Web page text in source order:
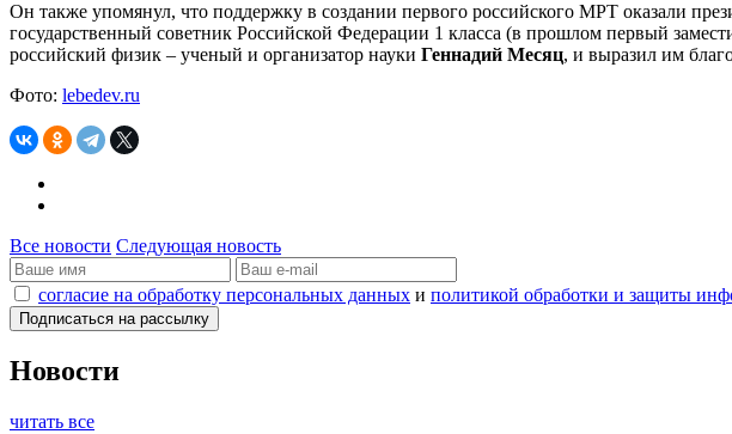
Он также упомянул, что поддержку в создании первого российского МРТ оказали
государственный советник Российской Федерации 1 класса (в прошлом первый
российский физик – ученый и организатор науки Геннадий Месяц, и выразил им
Фото: lebedev.ru
Все новости Следующая новость
согласие на обработку персональных данных и политикой обработки и защиты
Новости
читать все